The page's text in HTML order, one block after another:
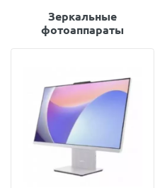
Зеркальные
фотоаппараты